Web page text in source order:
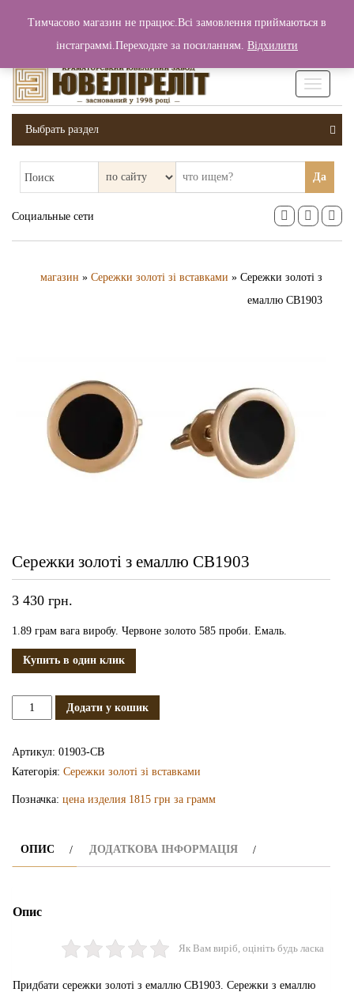
Вход / Регистрация 0 грн.
Выбрать раздел
Поиск Да
Социальные сети
магазин » Сережки золоті зі вставками » Сережки золоті з
емаллю СВ1903
Сережки золоті з емаллю СВ1903
3 430 грн.
1.89 грам вага виробу. Червоне золото 585 проби. Емаль.
Купить в один клик
Сережки
кількість
Додати у кошик
Артикул: 01903-СВ
Категорія: Сережки золоті зі вставками
Позначка: цена изделия 1815 грн за грамм
ОПИС ДОДАТКОВА ІНФОРМАЦІЯ
Опис
Як Вам виріб, оцініть будь ласка
Придбати сережки золоті з емаллю СВ1903. Сережки з емаллю
Тимчасово магазин не працює.Всі замовлення приймаються в
інстаграммі.Переходьте за посиланням. Відхилити